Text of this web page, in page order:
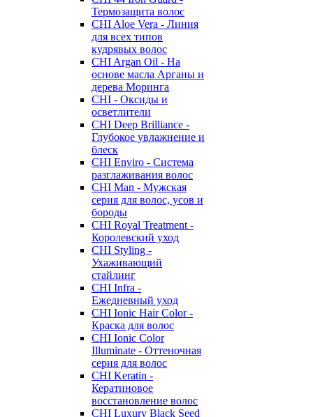
Термозащита волос
CHI Aloe Vera - Линия
для всех типов
кудрявых волос
CHI Argan Oil - На
основе масла Арганы и
дерева Моринга
CHI - Оксиды и
осветлители
CHI Deep Brilliance -
Глубокое увлажнение и
блеск
CHI Enviro - Система
разглаживания волос
CHI Man - Мужская
серия для волос, усов и
бороды
CHI Royal Treatment -
Королевский уход
CHI Styling -
Ухаживающий
стайлинг
CHI Infra -
Ежедневный уход
CHI Ionic Hair Color -
Краска для волос
CHI Ionic Color
Illuminate - Оттеночная
серия для волос
CHI Keratin -
Кератиновое
восстановление волос
CHI Luxury Black Seed